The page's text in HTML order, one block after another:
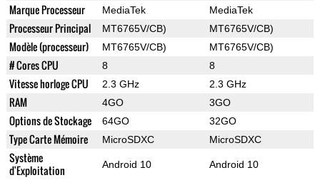
Marque Processeur MediaTek MediaTek
Processeur Principal MT6765V/CB) MT6765V/CB)
Modèle (processeur) MT6765V/CB) MT6765V/CB)
# Cores CPU 8 8
Vitesse horloge CPU 2.3 GHz 2.3 GHz
RAM 4GO 3GO
Options de Stockage 64GO 32GO
Type Carte Mémoire MicroSDXC MicroSDXC
Système
d'Exploitation
Android 10 Android 10